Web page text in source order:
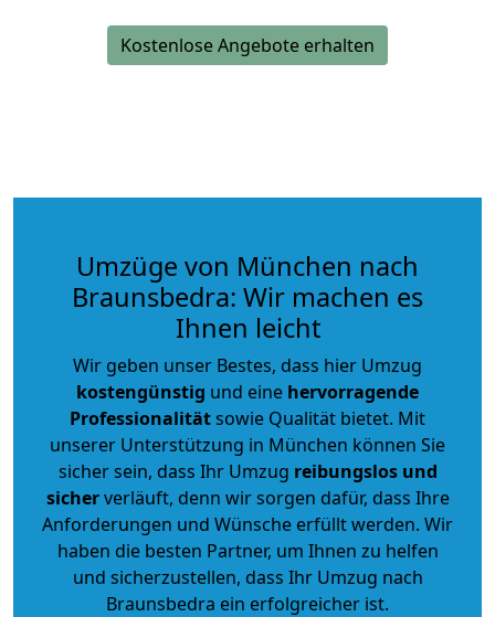
Kostenlose Angebote erhalten
Umzüge von München nach
Braunsbedra: Wir machen es
Ihnen leicht
Wir geben unser Bestes, dass hier Umzug
kostengünstig und eine hervorragende
Professionalitätsowie Qualität bietet. Mit
unserer Unterstützung in München können Sie
sicher sein, dass Ihr Umzug reibungslos und
sicherverläuft, denn wir sorgen dafür, dass Ihre
Anforderungen und Wünsche erfüllt werden. Wir
haben die besten Partner, um Ihnen zu helfen
und sicherzustellen, dass Ihr Umzug nach
Braunsbedra ein erfolgreicher ist.